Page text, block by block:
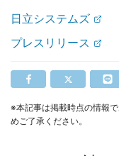
日立システムズ
プレスリリース
※本記事は掲載時点の情報
めご了承ください。